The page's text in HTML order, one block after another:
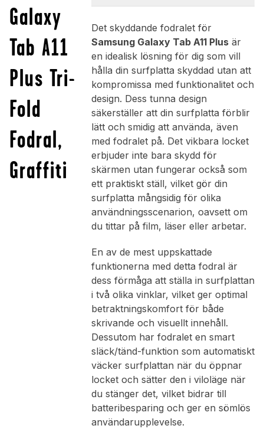
Galaxy
Tab A11
Plus Tri-
Fold
Fodral,
Graffiti
Det skyddande fodralet för
Samsung Galaxy Tab A11 Plusär
en idealisk lösning för dig som vill
hålla din surfplatta skyddad utan att
kompromissa med funktionalitet och
design. Dess tunna design
säkerställer att din surfplatta förblir
lätt och smidig att använda, även
med fodralet på. Det vikbara locket
erbjuder inte bara skydd för
skärmen utan fungerar också som
ett praktiskt ställ, vilket gör din
surfplatta mångsidig för olika
användningsscenarion, oavsett om
du tittar på film, läser eller arbetar.
En av de mest uppskattade
funktionerna med detta fodral är
dess förmåga att ställa in surfplattan
i två olika vinklar, vilket ger optimal
betraktningskomfort för både
skrivande och visuellt innehåll.
Dessutom har fodralet en smart
släck/tänd-funktion som automatiskt
väcker surfplattan när du öppnar
locket och sätter den i viloläge när
du stänger det, vilket bidrar till
batteribesparing och ger en sömlös
användarupplevelse.